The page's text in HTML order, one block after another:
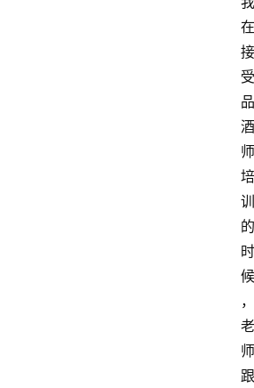
在
接
受
品
酒
师
培
训
的
时
候
，
老
师
跟